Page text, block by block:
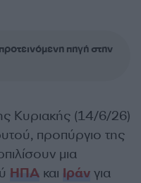
πηγή στην
Κυριακής (14/6/26)
προπύργιο της
μια
ΗΠΑ και Ιράν για